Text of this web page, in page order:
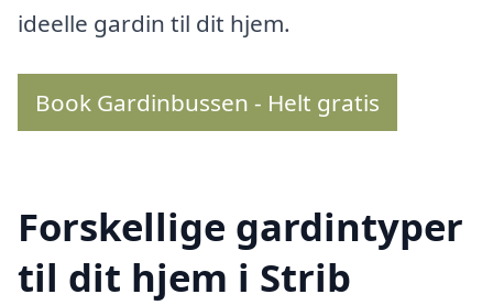
ideelle gardin til dit hjem.
Book Gardinbussen - Helt gratis
Forskellige gardintyper
til dit hjem i Strib